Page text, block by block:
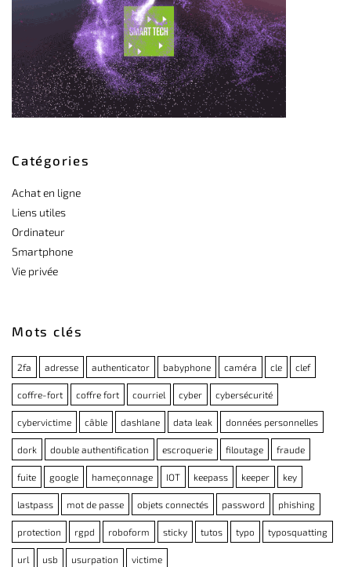
Catégories
Achat en ligne
Liens utiles
Ordinateur
Smartphone
Vie privée
Mots clés
2fa adresse authenticator babyphone caméra cle clef
coffre-fort coffre fort courriel cyber cybersécurité
cybervictime câble dashlane data leak données personnelles
dork double authentification escroquerie filoutage fraude
fuite google hameçonnage IOT keepass keeper key
lastpass mot de passe objets connectés password phishing
protection rgpd roboform sticky tutos typo typosquatting
url usb usurpation victime